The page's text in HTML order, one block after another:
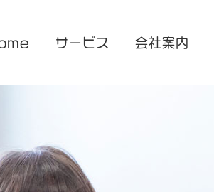
サービス
的ケア対応型児童発達支援
会社案内